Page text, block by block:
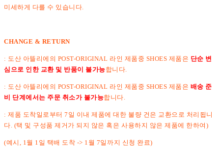
미세하게 다를 수 있습니다.
CHANGE & RETURN
: 도산 아뜰리에의 POST-ORIGINAL 라인 제품중 SHOES 제품은 단순 변
심으로 인한 교환 및 반품이 불가능합니다.
: 도산 아뜰리에의 POST-ORIGINAL 라인 제품중 SHOES 제품은 배송 준
비 단계에서는 주문 취소가 불가능합니다.
: 제품 도착일로부터 7일 이내 제품에 대한 불량 건은 교환으로 처리됩니
다. (택 및 구성품 제거가 되지 않은 혹은 사용하지 않은 제품에 한하여)
(예시, 1월 1일 택배 도착 -> 1월 7일까지 신청 완료)